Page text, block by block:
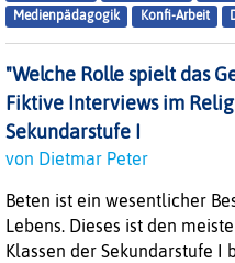
Medienpädagogik
Konfi-Arbeit
"Welche Rolle spielt das
Fiktive Interviews im
Sekundarstufe I
von Dietmar Peter
Beten ist ein wesentlicher
Lebens. Dieses ist den
Klassen der Sekundarstufe I